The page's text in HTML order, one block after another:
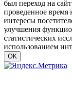
был переход на
проведенное время
интересы
улучшения
статистических
использованием
OK